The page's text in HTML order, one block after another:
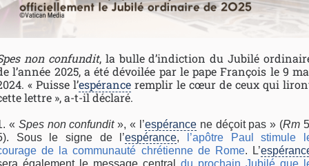
non confundit, la bulle d’indiction du Jubilé
l’année 2025, a été dévoilée par le pape François le 9
« Puisse l’espérance remplir le cœur de ceux qui
lettre », a-t-il déclaré.
« Spes non confundit», « l’espérancene déçoit pas » (Rm
Sous le signe de l’espérance,
l’apôtre Paul stimule
de la communauté chrétienne de Rome. L’